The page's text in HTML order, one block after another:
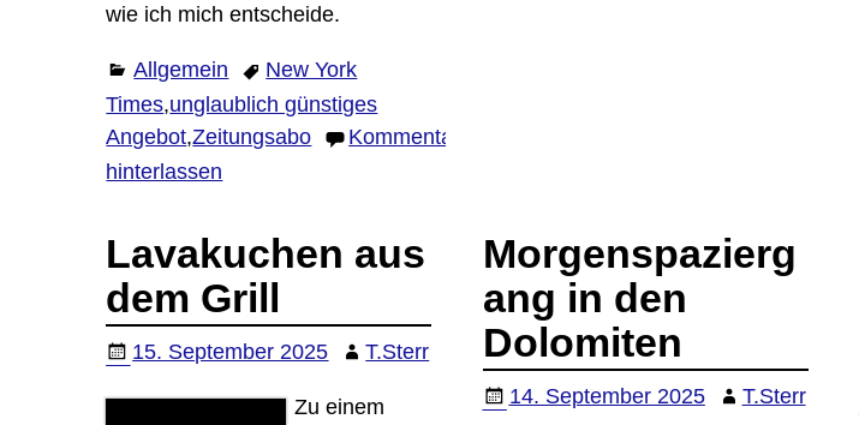
wie ich mich entscheide.
Allgemein
New York
Times,unglaublich günstiges
Angebot,Zeitungsabo
Kommentar
hinterlassen
Lavakuchen aus
dem Grill
15. September 2025 T.Sterr
Zu einem
Morgenspazierg
ang in den
Dolomiten
14. September 2025 T.Sterr